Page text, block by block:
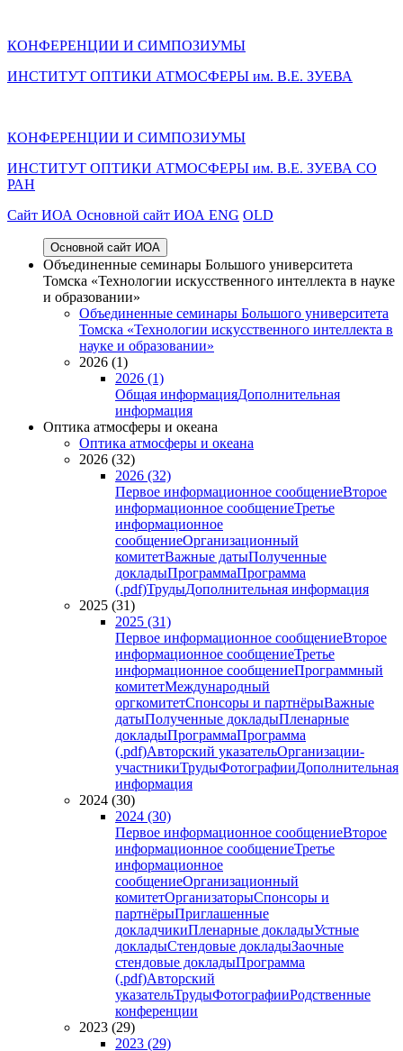
КОНФЕРЕНЦИИ И СИМПОЗИУМЫ
ИНСТИТУТ ОПТИКИ АТМОСФЕРЫ им. В.Е. ЗУЕВА
КОНФЕРЕНЦИИ И СИМПОЗИУМЫ
ИНСТИТУТ ОПТИКИ АТМОСФЕРЫ им. В.Е. ЗУЕВА СО
РАН
Cайт ИОА Основной сайт ИОА ENG OLD
Основной сайт ИОА
Объединенные семинары Большого университета
Томска «Технологии искусственного интеллекта в науке
и образовании»
Объединенные семинары Большого университета
Томска «Технологии искусственного интеллекта в
науке и образовании»
2026 (1)
2026 (1)
Общая информацияДополнительная
информация
Оптика атмосферы и океана
Оптика атмосферы и океана
2026 (32)
2026 (32)
Первое информационное сообщениеВторое
информационное сообщениеТретье
информационное
сообщениеОрганизационный
комитетВажные датыПолученные
докладыПрограммаПрограмма
(.pdf)ТрудыДополнительная информация
2025 (31)
2025 (31)
Первое информационное сообщениеВторое
информационное сообщениеТретье
информационное сообщениеПрограммный
комитетМеждународный
оргкомитетСпонсоры и партнёрыВажные
датыПолученные докладыПленарные
докладыПрограммаПрограмма
(.pdf)Авторский указательОрганизации-
участникиТрудыФотографииДополнительная
информация
2024 (30)
2024 (30)
Первое информационное сообщениеВторое
информационное сообщениеТретье
информационное
сообщениеОрганизационный
комитетОрганизаторыСпонсоры и
партнёрыПриглашенные
докладчикиПленарные докладыУстные
докладыСтендовые докладыЗаочные
стендовые докладыПрограмма
(.pdf)Авторский
указательТрудыФотографииРодственные
конференции
2023 (29)
2023 (29)